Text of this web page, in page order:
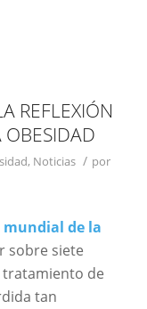
REFLEXIÓN
, Noticias / por
mundial de la
sobre siete
tratamiento de
tan